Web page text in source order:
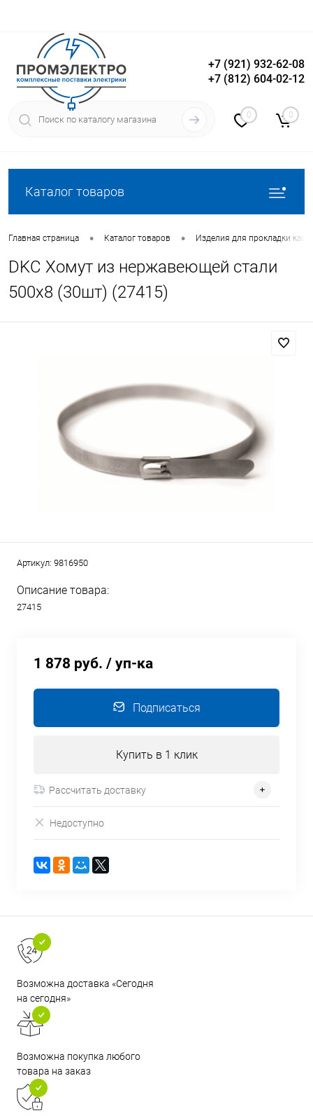
Вход Регистрация
+7 (921) 932-62-08
+7 (812) 604-02-12
0 0
Каталог товаров
Главная страница • Каталог товаров • Изделия для прокладки
DKC Хомут из нержавеющей стали
500х8 (30шт) (27415)
Артикул: 9816950
Описание товара:
27415
1 878 руб. / уп-ка
Подписаться
Купить в 1 клик
Рассчитать доставку
Недоступно
Возможна доставка «Сегодня
на сегодня»
Возможна покупка любого
товара на заказ